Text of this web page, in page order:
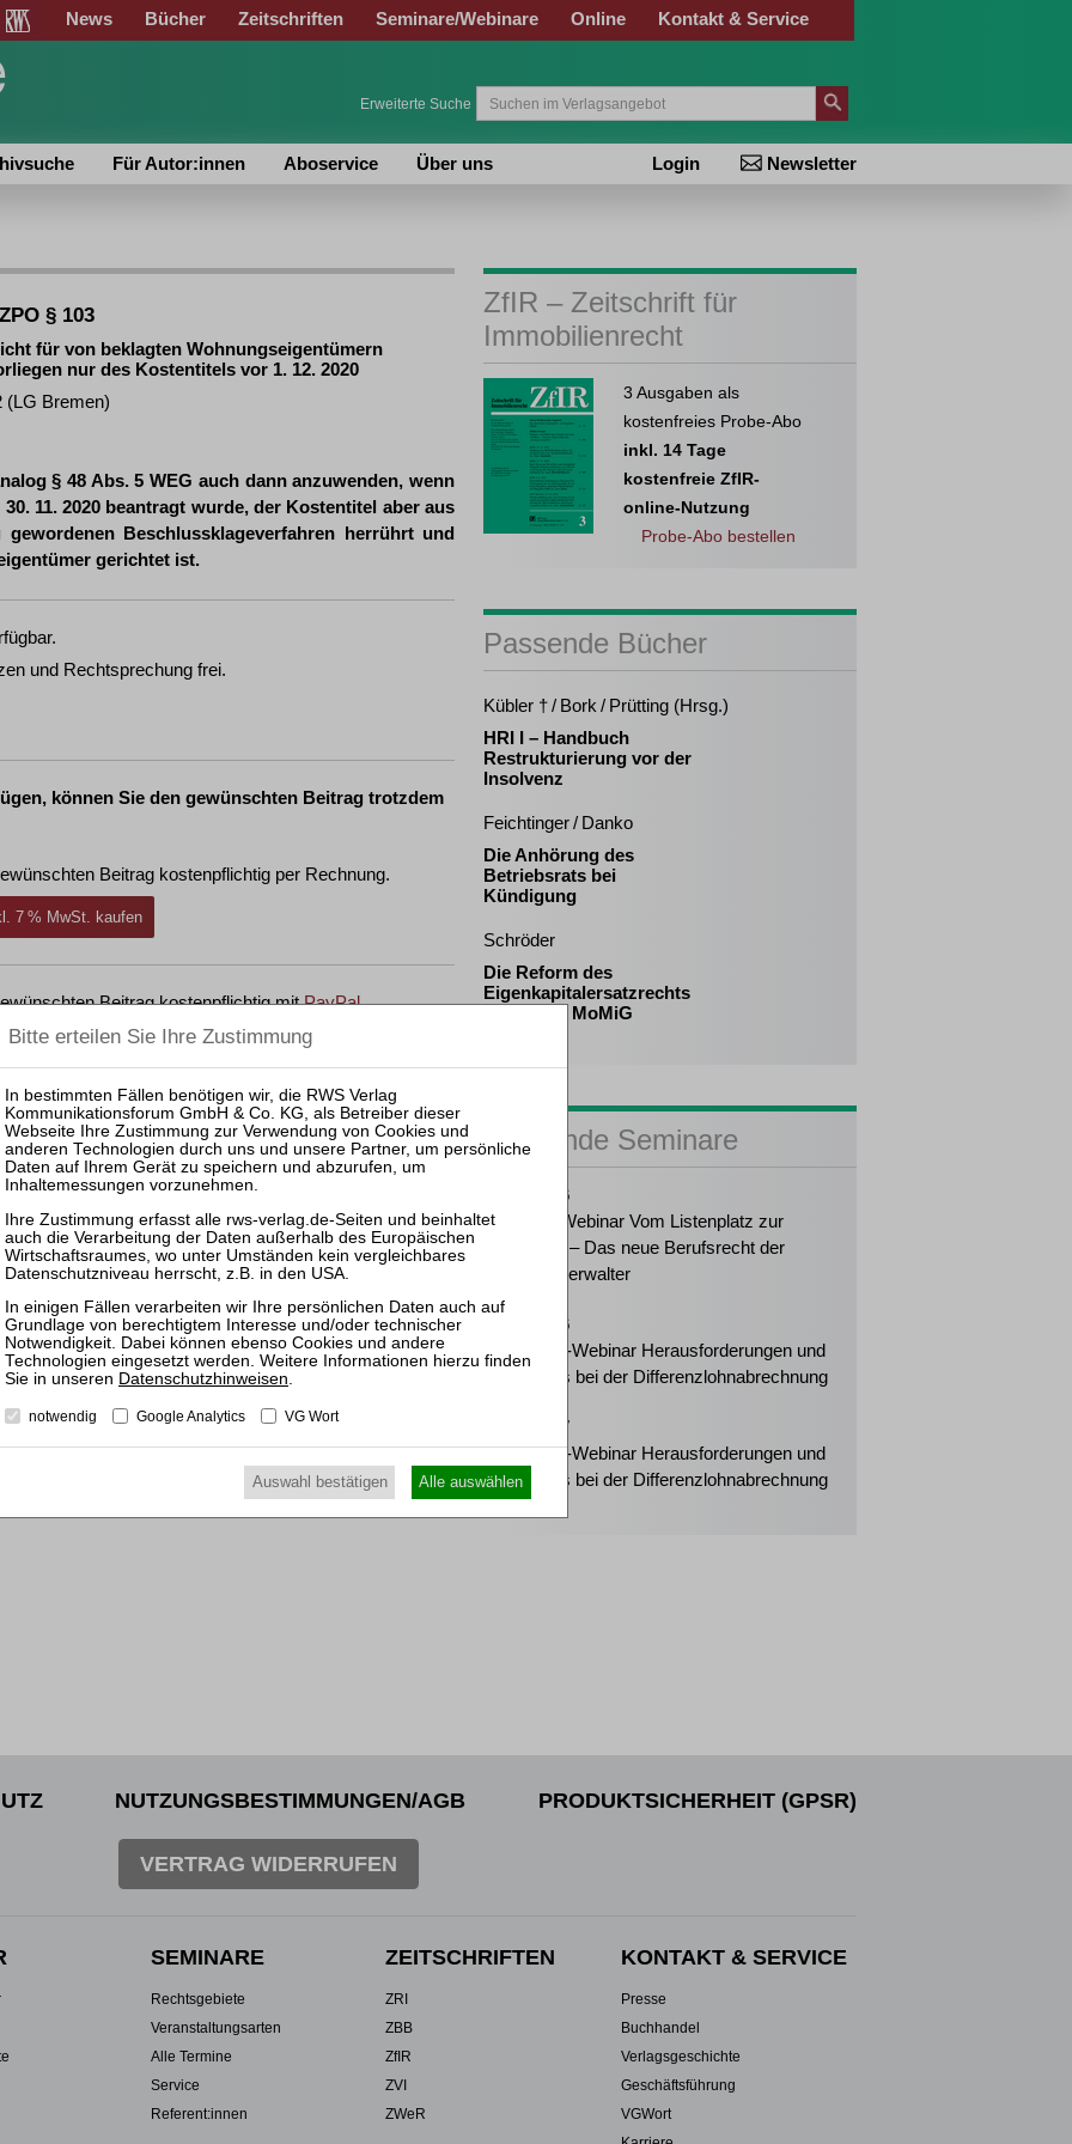
News Bücher Zeitschriften Seminare/Webinare Online Kontakt & Service
Erweiterte Suche
Für Autor:innen Aboservice Über uns Newsletter
Login
§ 103
für von beklagten Wohnungseigentümern
nur des Kostentitels vor 1. 12. 2020
(LG Bremen)
§ 48 Abs. 5 WEG auch dann anzuwenden, wenn
11. 2020 beantragt wurde, der Kostentitel aber aus
Beschlussklageverfahren herrührt und
gerichtet ist.
und Rechtsprechung frei.
können Sie den gewünschten Beitrag trotzdem
Beitrag kostenpflichtig per Rechnung.
7 % MwSt. kaufen
Beitrag kostenpflichtig mitPayPal.
7 % MwSt. kaufen
ZfIR – Zeitschrift für
Immobilienrecht
3 Ausgaben als
kostenfreies Probe-Abo
inkl. 14 Tage
kostenfreie ZfIR-
online-Nutzung
Probe-Abo bestellen
Passende Bücher
Kübler † / Bork / Prütting (Hrsg.)
HRI I – Handbuch
Restrukturierung vor der
Insolvenz
Feichtinger / Danko
Die Anhörung des
Betriebsrats bei
Kündigung
Schröder
Die Reform des
Eigenkapitalersatzrechts
durch das MoMiG
Passende Seminare
25.08.2026
Praktiker-Webinar Vom Listenplatz zur
Zulassung – Das neue Berufsrecht der
Insolvenzverwalter
16.09.2026
Mitarbeiter-Webinar Herausforderungen und
Praxistipps bei der Differenzlohnabrechnung
17.02.2027
Mitarbeiter-Webinar Herausforderungen und
Praxistipps bei der Differenzlohnabrechnung
NUTZUNGSBESTIMMUNGEN/AGB PRODUKTSICHERHEIT (GPSR)
VERTRAG WIDERRUFEN
SEMINARE
Rechtsgebiete
Veranstaltungsarten
Alle Termine
Service
Referent:innen
ZEITSCHRIFTEN
ZRI
ZBB
ZfIR
ZVI
ZWeR
KONTAKT & SERVICE
Presse
Buchhandel
Verlagsgeschichte
Geschäftsführung
VGWort
Datenschutzhinweisen.
notwendig Google Analytics VG Wort
Auswahl bestätigen Alle auswählen